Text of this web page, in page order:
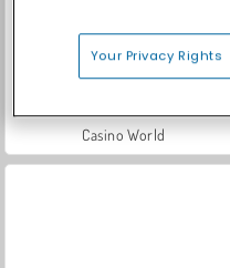
Casino World
Your Privacy Rights